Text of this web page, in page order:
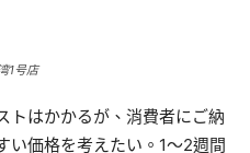
1号店
トはかかるが、消費者にご納
い価格を考えたい。1～2週間